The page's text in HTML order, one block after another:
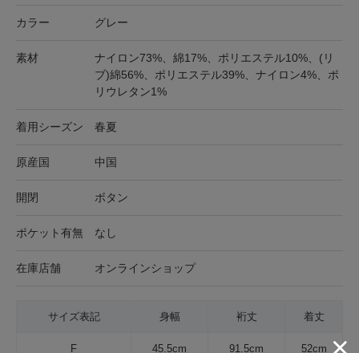
カラー グレー
素材
ナイロン73%、綿17%、ポリエステル10%、(リ
ブ)綿56%、ポリエステル39%、ナイロン4%、ポ
リウレタン1%
着用シーズン 春夏
原産国 中国
開閉 ボタン
ポケット有無 なし
在庫店舗 オンラインショップ
サイズ表記 身幅 裄丈 着丈
F 45.5cm 91.5cm 52cm